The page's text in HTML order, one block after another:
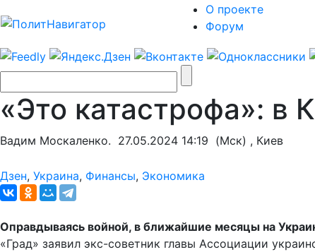
О проекте
Форум
«Это катастрофа»: в
Вадим Москаленко. 27.05.2024 14:19 (Мск) , Киев
Дзен, Украина, Финансы, Экономика
Оправдываясь войной, в ближайшие месяцы на
«Град» заявил экс-советник главы Ассоциации